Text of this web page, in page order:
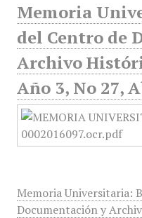
Memoria
del Centro de
Archivo
Año 3, No 27,
Memoria Universitaria:
Documentación y